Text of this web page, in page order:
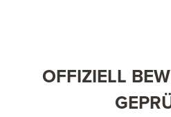
OFFIZIELL